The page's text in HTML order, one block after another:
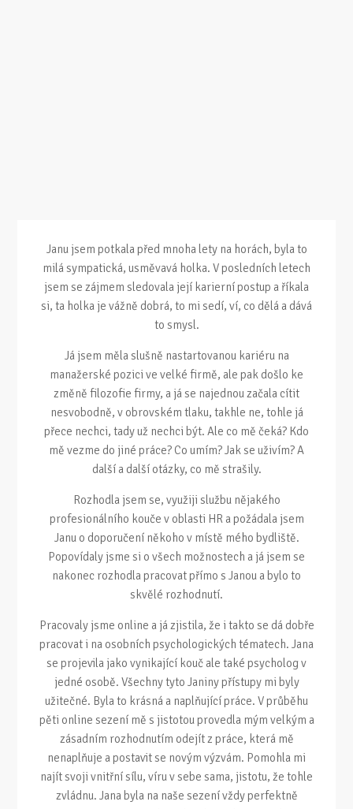
Janu jsem potkala před mnoha lety na horách, byla to
milá sympatická, usměvavá holka. V posledních letech
jsem se zájmem sledovala její karierní postup a říkala
si, ta holka je vážně dobrá, to mi sedí, ví, co dělá a dává
to smysl.
Já jsem měla slušně nastartovanou kariéru na
manažerské pozici ve velké firmě, ale pak došlo ke
změně filozofie firmy, a já se najednou začala cítit
nesvobodně, v obrovském tlaku, takhle ne, tohle já
přece nechci, tady už nechci být. Ale co mě čeká? Kdo
mě vezme do jiné práce? Co umím? Jak se uživím? A
další a další otázky, co mě strašily.
Rozhodla jsem se, využiji službu nějakého
profesionálního kouče v oblasti HR a požádala jsem
Janu o doporučení někoho v místě mého bydliště.
Popovídaly jsme si o všech možnostech a já jsem se
nakonec rozhodla pracovat přímo s Janou a bylo to
skvělé rozhodnutí.
Pracovaly jsme online a já zjistila, že i takto se dá dobře
pracovat i na osobních psychologických tématech. Jana
se projevila jako vynikající kouč ale také psycholog v
jedné osobě. Všechny tyto Janiny přístupy mi byly
užitečné. Byla to krásná a naplňující práce. V průběhu
pěti online sezení mě s jistotou provedla mým velkým a
zásadním rozhodnutím odejít z práce, která mě
nenaplňuje a postavit se novým výzvám. Pomohla mi
najít svoji vnitřní sílu, víru v sebe sama, jistotu, že tohle
zvládnu. Jana byla na naše sezení vždy perfektně